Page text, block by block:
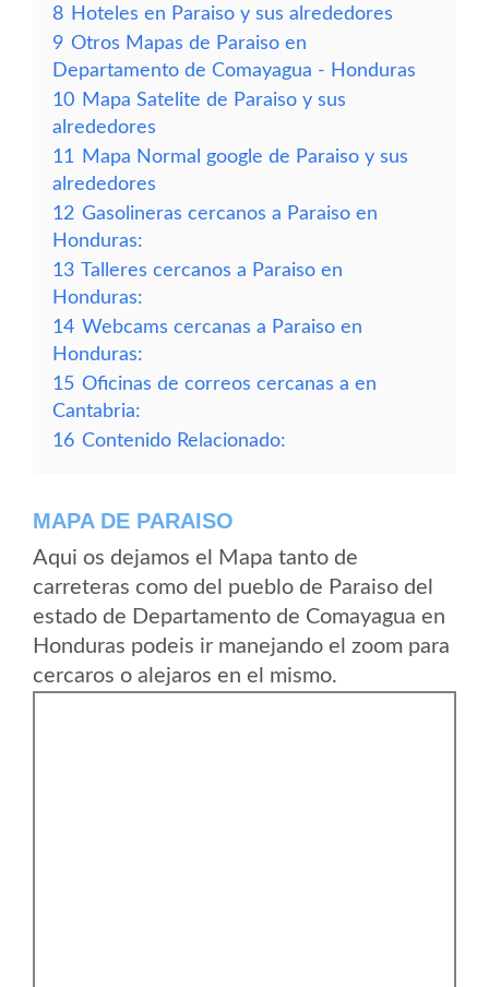
8 Hoteles en Paraiso y sus alrededores
9 Otros Mapas de Paraiso en
Departamento de Comayagua - Honduras
10 Mapa Satelite de Paraiso y sus
alrededores
11
Mapa Normal google de Paraiso y sus
alrededores
12 Gasolineras cercanos a Paraiso en
Honduras:
13 Talleres cercanos a Paraiso en
Honduras:
14 Webcams cercanas a Paraiso en
Honduras:
15 Oficinas de correos cercanas a en
Cantabria:
16 Contenido Relacionado:
MAPA DE PARAISO
Aqui os dejamos el Mapa tanto de
carreteras como del pueblo de Paraiso del
estado de Departamento de Comayagua en
Honduras podeis ir manejando el zoom para
cercaros o alejaros en el mismo.